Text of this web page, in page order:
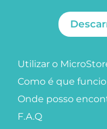
Utilizar o
Como é que
Onde posso
F.A.Q